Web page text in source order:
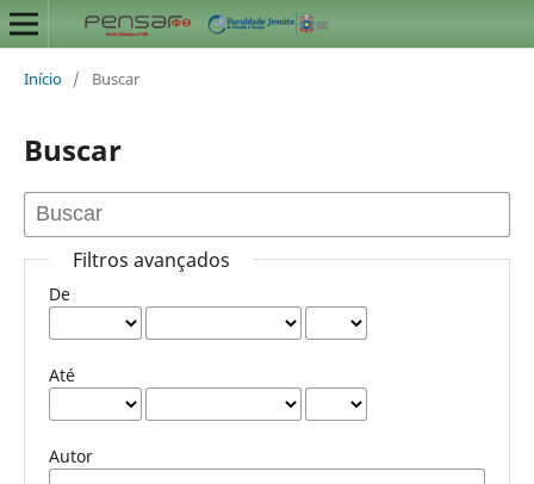
Início / Buscar
Buscar
Filtros avançados
De
Até
Autor